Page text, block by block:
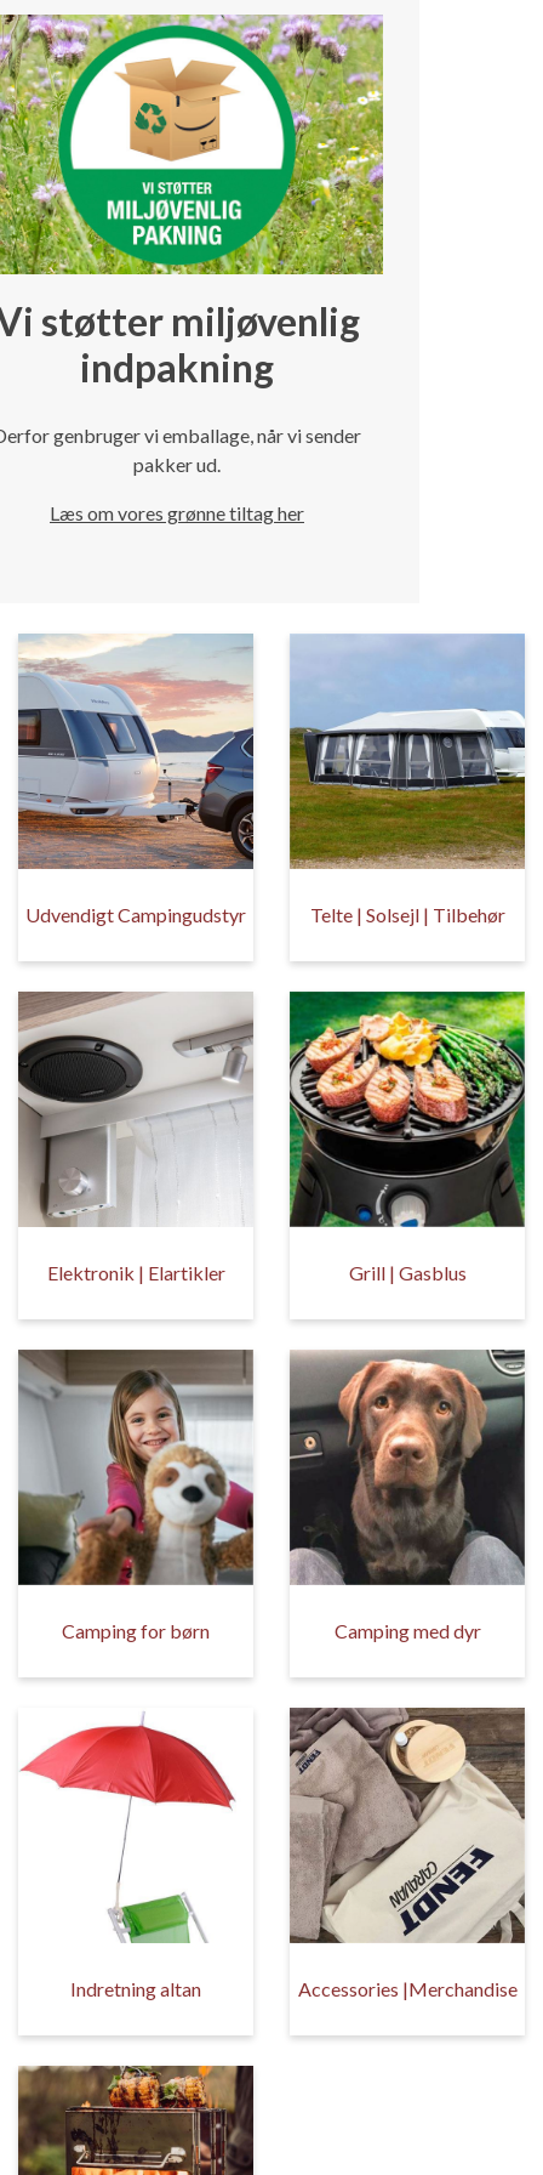
støtter miljøvenlig
indpakning
genbruger vi emballage, når vi sender
pakker ud.
Læs om vores grønne tiltag her
Udvendigt Campingudstyr Telte | Solsejl | Tilbehør
Elektronik | Elartikler Grill | Gasblus
Camping for børn Camping med dyr
Indretning altan Accessories |Merchandise